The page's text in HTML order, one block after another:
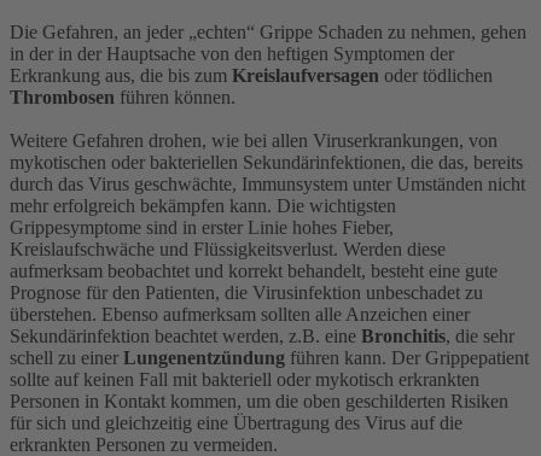
Die Gefahren, an jeder „echten“ Grippe Schaden zu nehmen, gehen
in der in der Hauptsache von den heftigen Symptomen der
Erkrankung aus, die bis zum Kreislaufversagen oder tödlichen
Thrombosen führen können.
Weitere Gefahren drohen, wie bei allen Viruserkrankungen, von
mykotischen oder bakteriellen Sekundärinfektionen, die das, bereits
durch das Virus geschwächte, Immunsystem unter Umständen nicht
mehr erfolgreich bekämpfen kann. Die wichtigsten
Grippesymptome sind in erster Linie hohes Fieber,
Kreislaufschwäche und Flüssigkeitsverlust. Werden diese
aufmerksam beobachtet und korrekt behandelt, besteht eine gute
Prognose für den Patienten, die Virusinfektion unbeschadet zu
überstehen. Ebenso aufmerksam sollten alle Anzeichen einer
Sekundärinfektion beachtet werden, z.B. eine Bronchitis, die sehr
schell zu einer Lungenentzündung führen kann. Der Grippepatient
sollte auf keinen Fall mit bakteriell oder mykotisch erkrankten
Personen in Kontakt kommen, um die oben geschilderten Risiken
für sich und gleichzeitig eine Übertragung des Virus auf die
erkrankten Personen zu vermeiden.